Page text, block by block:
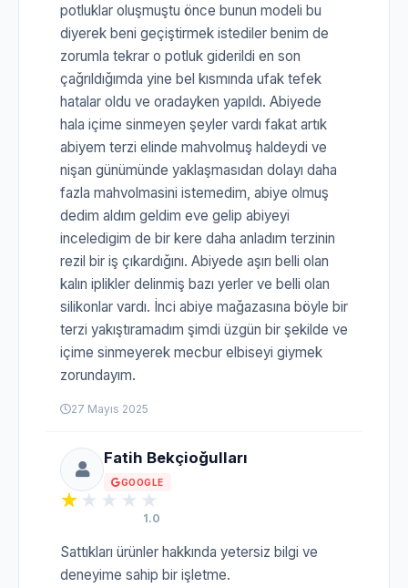
potluklar oluşmuştu önce bunun modeli bu
diyerek beni geçiştirmek istediler benim de
zorumla tekrar o potluk giderildi en son
çağrıldığımda yine bel kısmında ufak tefek
hatalar oldu ve oradayken yapıldı. Abiyede
hala içime sinmeyen şeyler vardı fakat artık
abiyem terzi elinde mahvolmuş haldeydi ve
nişan günümünde yaklaşmasıdan dolayı daha
fazla mahvolmasini istemedim, abiye olmuş
dedim aldım geldim eve gelip abiyeyi
inceledigim de bir kere daha anladım terzinin
rezil bir iş çıkardığını. Abiyede aşırı belli olan
kalın iplikler delinmiş bazı yerler ve belli olan
silikonlar vardı. İnci abiye mağazasına böyle bir
terzi yakıştıramadım şimdi üzgün bir şekilde ve
içime sinmeyerek mecbur elbiseyi giymek
zorundayım.
27 Mayıs 2025
Fatih Bekçioğulları
GOOGLE
1.0
Sattıkları ürünler hakkında yetersiz bilgi ve
deneyime sahip bir işletme.